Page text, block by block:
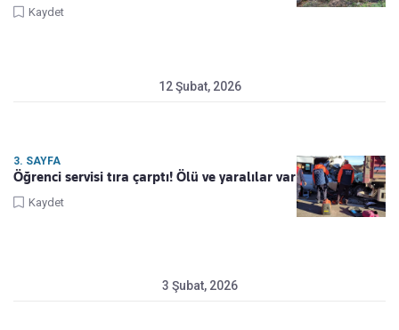
Kaydet
12 Şubat, 2026
3. SAYFA
Öğrenci servisi tıra çarptı! Ölü ve yaralılar var
Kaydet
3 Şubat, 2026